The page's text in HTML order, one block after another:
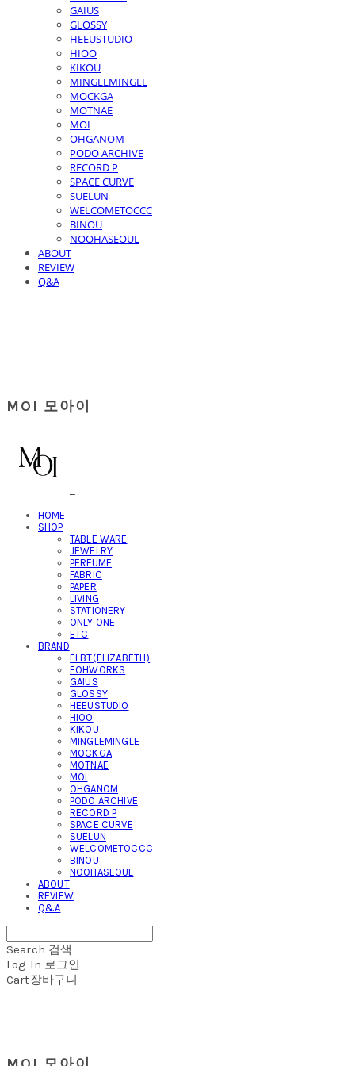
GAIUS
GLOSSY
HEEUSTUDIO
HIOO
KIKOU
MINGLEMINGLE
MOCKGA
MOTNAE
MOI
OHGANOM
PODO ARCHIVE
RECORD P
SPACE CURVE
SUELUN
WELCOMETOCCC
BINOU
NOOHASEOUL
ABOUT
REVIEW
Q&A
MOI 모아이
HOME
SHOP
TABLE WARE
JEWELRY
PERFUME
FABRIC
PAPER
LIVING
STATIONERY
ONLY ONE
ETC
BRAND
ELBT(ELIZABETH)
EOHWORKS
GAIUS
GLOSSY
HEEUSTUDIO
HIOO
KIKOU
MINGLEMINGLE
MOCKGA
MOTNAE
MOI
OHGANOM
PODO ARCHIVE
RECORD P
SPACE CURVE
SUELUN
WELCOMETOCCC
BINOU
NOOHASEOUL
ABOUT
REVIEW
Q&A
Search 검색
Log In 로그인
Cart장바구니